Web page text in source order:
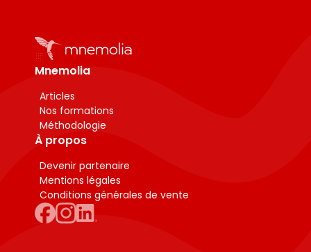
Mnemolia
Articles
Nos formations
Méthodologie
À propos
Devenir partenaire
Mentions légales
Conditions générales de vente